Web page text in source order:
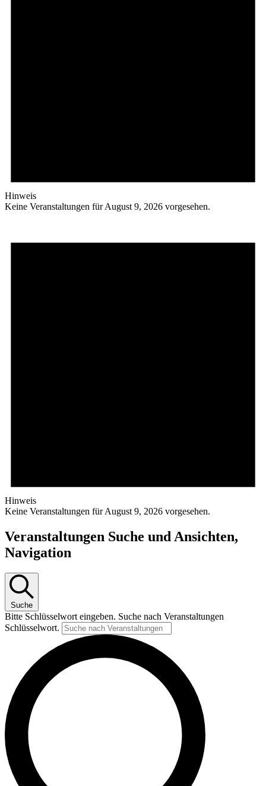
Hinweis
Keine Veranstaltungen für August 9, 2026 vorgesehen.
Hinweis
Keine Veranstaltungen für August 9, 2026 vorgesehen.
Veranstaltungen Suche und Ansichten,
Navigation
Suche
Bitte Schlüsselwort eingeben. Suche nach Veranstaltungen
Schlüsselwort.